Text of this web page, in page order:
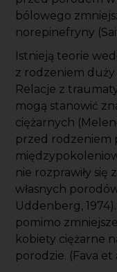
bólowego
norepinefryny
Istnieją teorie
z rodzeniem duży
Relacje z
mogą stanowić
ciężarnych
przed rodzeniem
nie rozprawiły
własnych
Uddenberg,
pomimo
kobiety ciężarne
porodzie. (Fava et